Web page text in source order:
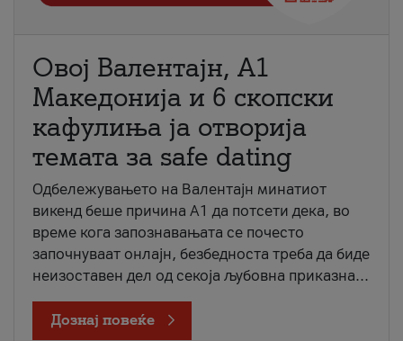
Овој Валентајн, A1
Македонија и 6 скопски
кафулиња ја отворија
темата за safe dating
Одбележувањето на Валентајн минатиот
викенд беше причина А1 да потсети дека, во
време кога запознавањата се почесто
започнуваат онлајн, безбедноста треба да биде
неизоставен дел од секоја љубовна приказна...
Дознај повеќе